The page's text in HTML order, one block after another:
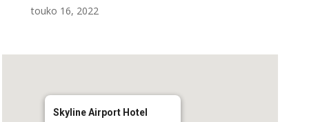
touko 16, 2022
Skyline Airport Hotel